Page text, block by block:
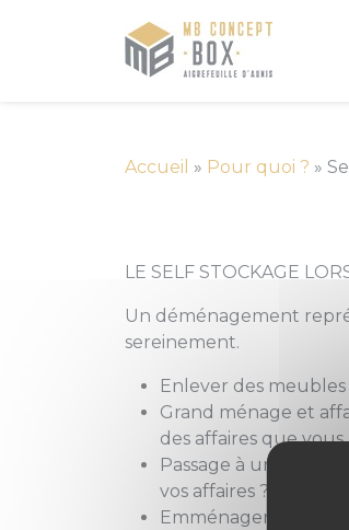
Accueil » Pour quoi ? »
LE SELF STOCKAGE
Un déménagement
sereinement.
Enlever des
Grand ménage et
des affaires que
Passage à un
vos affaires ? chez
Emménager à deux